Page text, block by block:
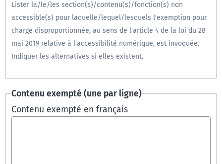
Lister la/le/les section(s)/contenu(s)/fonction(s) non
accessible(s) pour laquelle/lequel/lesquels l'exemption pour
charge disproportionnée, au sens de l'article 4 de la loi du 28
mai 2019 relative à l'accessibilité numérique, est invoquée.
Indiquer les alternatives si elles existent.
Contenu exempté (une par ligne)
Contenu exempté en français